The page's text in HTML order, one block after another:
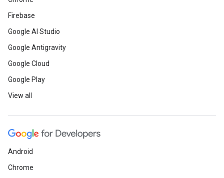
Firebase
Google AI Studio
Google Antigravity
Google Cloud
Google Play
View all
Android
Chrome